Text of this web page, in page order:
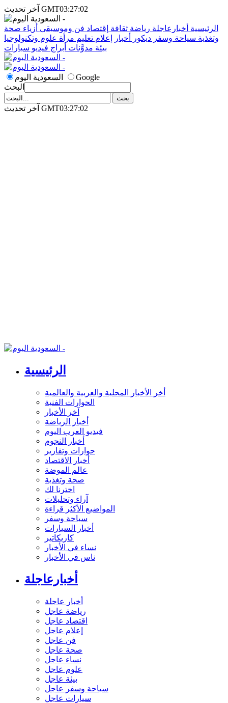
آخر تحديث GMT03:27:02
الرئيسية أخبارعاجلة رياضة ثقافة إقتصاد فن وموسيقى أزياء صحة
وتغذية سياحة وسفر ديكور أخبار إعلام تعليم مرأة علوم وتكنولوجيا
بيئة مدوَّنات أبراج فيديو سيارات
السعودية اليوم
Google
البحث
آخر تحديث GMT03:27:02
الرئيسية
أخر الأخبار المحلية والعربية والعالمية
الحوارات الفنية
آخر الأخبار
أخبار الرياضة
فيديو العرب اليوم
أخبار النجوم
حوارات وتقارير
أخبار الاقتصاد
عالم الموضة
صحة وتغذية
اخترنا لك
آراء وتحليلات
المواضيع الأكثر قراءة
سياحة وسفر
أخبار السيارات
كاريكاتير
نساء في الأخبار
ناس في الأخبار
أخبارعاجلة
أخبار عاجلة
رياضة عاجل
اقتصاد عاجل
إعلام عاجل
فن عاجل
صحة عاجل
نساء عاجل
علوم عاجل
بيئة عاجل
سياحة وسفر عاجل
سيارات عاجل